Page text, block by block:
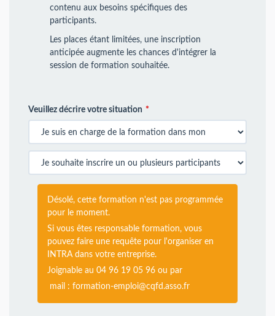
contenu aux besoins spécifiques des
participants.
Les places étant limitées, une inscription
anticipée augmente les chances d'intégrer la
session de formation souhaitée.
Veuillez décrire votre situation
Désolé, cette formation n'est pas programmée
pour le moment.
Si vous êtes responsable formation, vous
pouvez faire une requête pour l'organiser en
INTRA dans votre entreprise.
Joignable au 04 96 19 05 96 ou par
mail : formation-emploi@cqfd.asso.fr